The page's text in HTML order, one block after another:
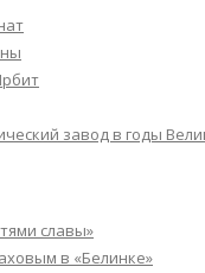
завод в годы
славы»
в «Белинке»